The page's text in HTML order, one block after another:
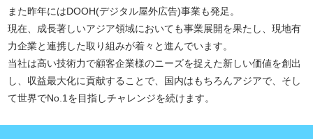
また昨年にはDOOH(デジタル屋外広告)事業も発足。
現在、成長著しいアジア領域においても事業展開を果たし、現地有
力企業と連携した取り組みが着々と進んでいます。
当社は高い技術力で顧客企業様のニーズを捉えた新しい価値を創出
し、収益最大化に貢献することで、国内はもちろんアジアで、そし
て世界でNo.1を目指しチャレンジを続けます。